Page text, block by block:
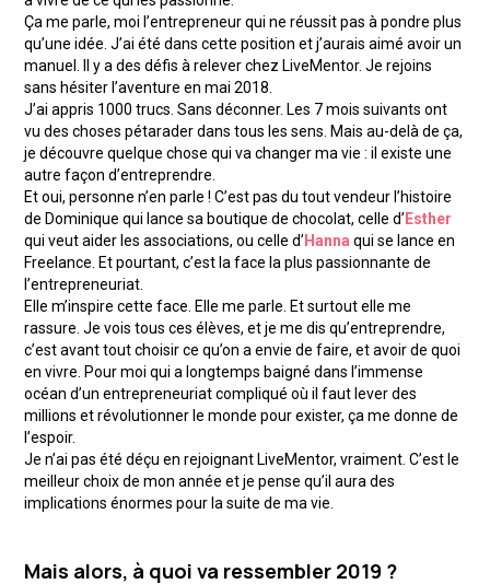
Ça me parle, moi l’entrepreneur qui ne réussit pas à pondre plus
qu’une idée. J’ai été dans cette position et j’aurais aimé avoir un
manuel. Il y a des défis à relever chez LiveMentor. Je rejoins
sans hésiter l’aventure en mai 2018.
J’ai appris 1000 trucs. Sans déconner. Les 7 mois suivants ont
vu des choses pétarader dans tous les sens. Mais au-delà de ça,
je découvre quelque chose qui va changer ma vie : il existe une
autre façon d’entreprendre.
Et oui, personne n’en parle ! C’est pas du tout vendeur l’histoire
de Dominique qui lance sa boutique de chocolat, celle d’ Esther
qui veut aider les associations, ou celle d’ Hanna qui se lance en
Freelance. Et pourtant, c’est la face la plus passionnante de
l’entrepreneuriat.
Elle m’inspire cette face. Elle me parle. Et surtout elle me
rassure. Je vois tous ces élèves, et je me dis qu’entreprendre,
c’est avant tout choisir ce qu’on a envie de faire, et avoir de quoi
en vivre. Pour moi qui a longtemps baigné dans l’immense
océan d’un entrepreneuriat compliqué où il faut lever des
millions et révolutionner le monde pour exister, ça me donne de
l’espoir.
Je n’ai pas été déçu en rejoignant LiveMentor, vraiment. C’est le
meilleur choix de mon année et je pense qu’il aura des
implications énormes pour la suite de ma vie.
Mais alors, à quoi va ressembler 2019 ?